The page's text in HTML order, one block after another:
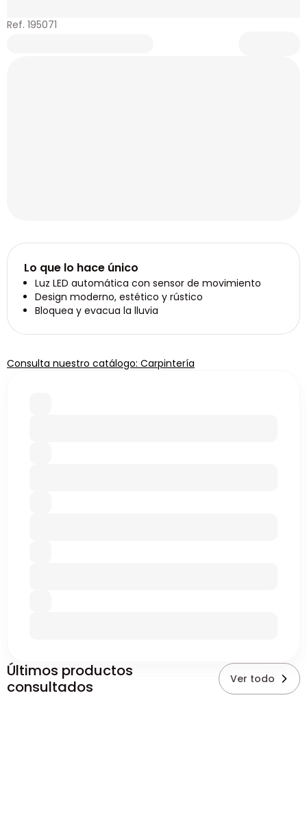
Ref. 195071
Lo que lo hace único
Luz LED automática con sensor de movimiento
Design moderno, estético y rústico
Bloquea y evacua la lluvia
Consulta nuestro catálogo: Carpintería
Últimos productos
consultados
Ver todo